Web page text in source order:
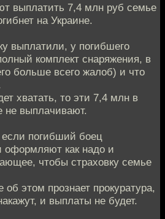
выплатить 7,4 млн руб семье
на Украине.
выплатили, у погибшего
комплект снаряжения, в
больше всего жалоб) и что
хватать, то эти 7,4 млн в
не выплачивают.
если погибший боец
оформляют как надо и
чтобы страховку семье
этом прознает прокуратура,
и выплаты не будет.